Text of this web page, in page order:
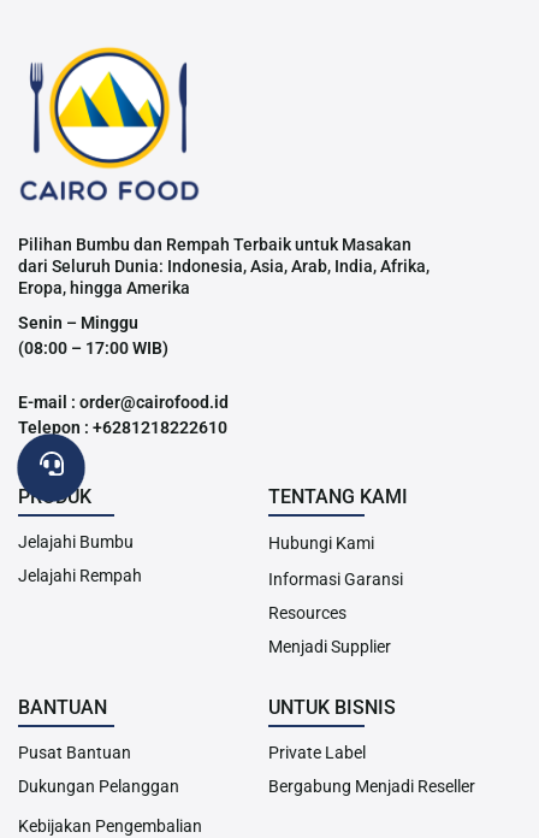
Pilihan Bumbu dan Rempah Terbaik untuk Masakan
dari Seluruh Dunia: Indonesia, Asia, Arab, India, Afrika,
Eropa, hingga Amerika
Senin – Minggu
(08:00 – 17:00 WIB)
E-mail : order@cairofood.id
Telepon : +6281218222610
PRODUK
Jelajahi Bumbu
Jelajahi Rempah
TENTANG KAMI
Hubungi Kami
Informasi Garansi
Resources
Menjadi Supplier
BANTUAN
Pusat Bantuan
Dukungan Pelanggan
Kebijakan Pengembalian
UNTUK BISNIS
Private Label
Bergabung Menjadi Reseller